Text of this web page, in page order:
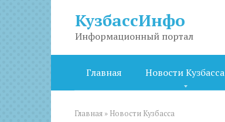
КузбассИнфо
Информационный портал
Главная Новости Кузбасса
Главная » Новости Кузбасса